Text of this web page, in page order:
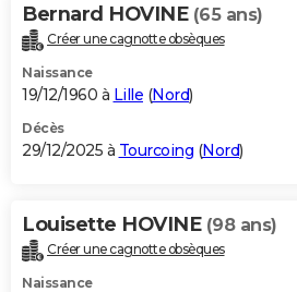
Carte de Noël
Carte Bonne année
Carte Saint-Valentin
Carte Pâques
Carte d'anniversaire
DICTIONNAIRE
Dictionnaire
Biographies
Citations
Expressions
Proverbes
PROGRAMME TV
S'inscrire
Se connecter
Lycées
Collèges
Primaires
Universités
Entreprises
Service militaire
Avis de recherche
AVIS DE DÉCÈS
Bricolage
Lifestyle
Culture
Sport
Auto
Television
Voyage
Cinema
Bernard HOVINE (65 ans)
Créer une cagnotte obsèques
Naissance
19/12/1960 à Lille (Nord)
Décès
29/12/2025 à Tourcoing (Nord)
Louisette HOVINE (98 ans)
Créer une cagnotte obsèques
Naissance